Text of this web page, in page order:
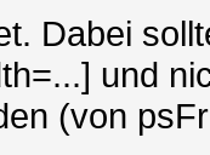
Dabei
und
(von